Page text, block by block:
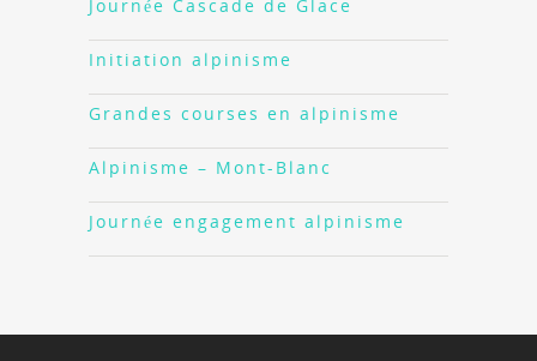
Journée Cascade de Glace
Initiation alpinisme
Grandes courses en alpinisme
Alpinisme – Mont-Blanc
Journée engagement alpinisme